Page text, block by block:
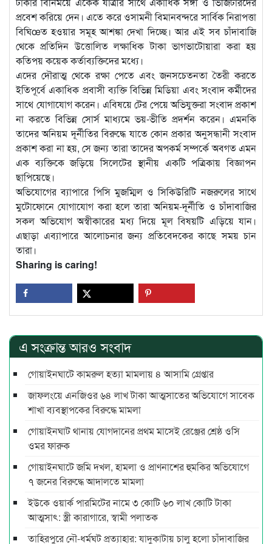
প্রবেশ করিয়ে দেন। এতে করে ওসামনী বিমানবন্দরে সার্বিক নিরাপত্তা
বিঘিœত হওয়ার সমূহ আশঙ্কা দেখা দিচ্ছে। আর এই সব চাঁদাবাজি
থেকে প্রতিদিন উত্তোলিত লক্ষাধিক টাকা ভাগভাটোয়ারা করা হয়
কতিপয় কয়েক কর্তাব্যক্তিদের মধ্যে।
এদের দৌরাত্ম থেকে রক্ষা পেতে এবং জনসচেতনতা তৈরী করতে
ইতিপূর্বে একাধিক প্রবাসী ব্যক্তি বিভিন্ন মিডিয়া এবং সংবাদ কর্মীদের
সাথে যোগাযোগ করেন। এবিষয়ে টের পেয়ে অভিযুক্তরা সংবাদ প্রকাশ
না করতে বিভিন্ন সোর্স মাধ্যমে ভয়-ভীতি প্রদর্শন করেন। এমনকি
তাদের অনিয়ম দূর্নীতির বিরুদ্ধে যাতে কোন প্রকার অনুসন্ধানী সংবাদ
প্রকাশ করা না হয়, সে জন্য তারা তাদের অপকর্ম সম্পর্কে অবগত এমন
এক ব্যক্তিকে জড়িয়ে সিলেটের স্থানীয় একটি পত্রিকায় বিজ্ঞাপন
ছাপিয়েছে।
অভিযোগের ব্যাপারে পিসি মুজম্মিল ও সিকিউরিটি নজরুলের সাথে
মুটোফোনে যোগাযোগ করা হলে তারা অনিয়ম-দূর্নীতি ও চাঁদাবাজির
সকল অভিযোগ অস্বীকারের মধ্য দিয়ে মূল বিষয়টি এড়িয়ে যান।
এছাড়া এব্যাপারে আলোচনার জন্য প্রতিবেদকের কাছে সময় চান
তারা।
Sharing is caring!
এ সংক্রান্ত আরও সংবাদ
গোয়াইনঘাটে কামরুল হত্যা মামলায় ৪ আসামি গ্রেপ্তার
জাফলংয়ে এনজিওর ৬৪ লাখ টাকা আত্মসাতের অভিযোগে সাবেক
শাখা ব্যবস্থাপকের বিরুদ্ধে মামলা
গোয়াইনঘাট থানায় যোগদানের প্রথম মাসেই রেঞ্জের শ্রেষ্ঠ ওসি
ওমর ফারুক
গোয়াইনঘাটে জমি দখল, হামলা ও প্রাণনাশের হুমকির অভিযোগে
৭ জনের বিরুদ্ধে আদালতে মামলা
ইউকে ওয়ার্ক পারমিটের নামে ৩ কোটি ৬০ লাখ কোটি টাকা
আত্মসাৎ: স্ত্রী কারাগারে, স্বামী পলাতক
তাহিরপুরে নৌ-ধর্মঘট প্রত্যাহার: যাদুকাটায় চালু হলো চাঁদাবাজির